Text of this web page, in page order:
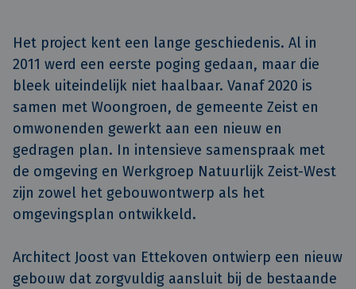
Het project kent een lange geschiedenis. Al in
2011 werd een eerste poging gedaan, maar die
bleek uiteindelijk niet haalbaar. Vanaf 2020 is
samen met Woongroen, de gemeente Zeist en
omwonenden gewerkt aan een nieuw en
gedragen plan. In intensieve samenspraak met
de omgeving en Werkgroep Natuurlijk Zeist-West
zijn zowel het gebouwontwerp als het
omgevingsplan ontwikkeld.
Architect Joost van Ettekoven ontwierp een nieuw
gebouw dat zorgvuldig aansluit bij de bestaande